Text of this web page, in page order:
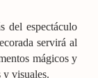
del espectáculo
servirá al
mágicos y
y visuales.